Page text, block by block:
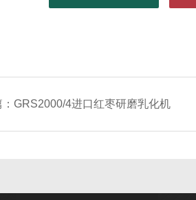
：GRS2000/4进口红枣研磨乳化机